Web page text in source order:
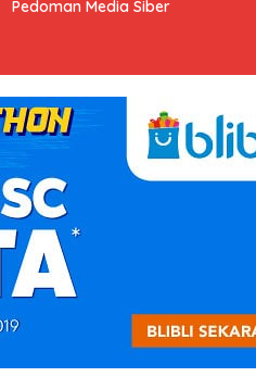
Pedoman Media Siber